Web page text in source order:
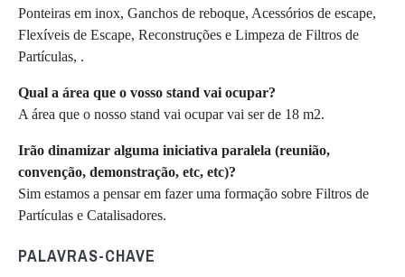
Ponteiras em inox, Ganchos de reboque, Acessórios de escape,
Flexíveis de Escape, Reconstruções e Limpeza de Filtros de
Partículas, .
Qual a área que o vosso stand vai ocupar?
A área que o nosso stand vai ocupar vai ser de 18 m2.
Irão dinamizar alguma iniciativa paralela (reunião,
convenção, demonstração, etc, etc)?
Sim estamos a pensar em fazer uma formação sobre Filtros de
Partículas e Catalisadores.
PALAVRAS-CHAVE